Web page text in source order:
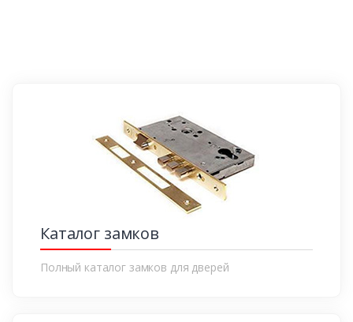
Каталог замков
Полный каталог замков для дверей